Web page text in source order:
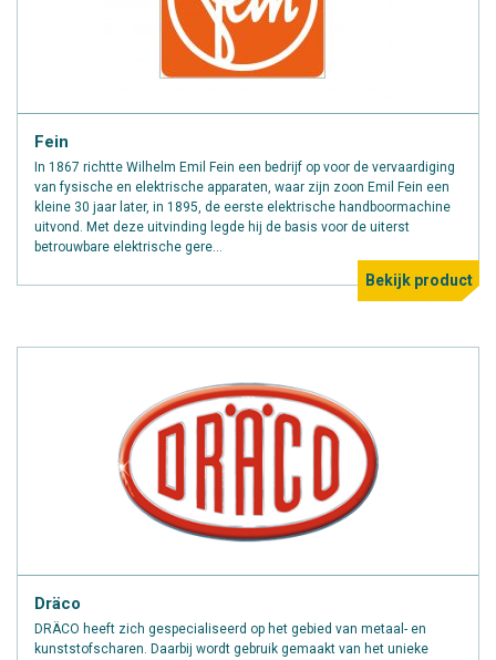
Fein
In 1867 richtte Wilhelm Emil Fein een bedrijf op voor de vervaardiging
van fysische en elektrische apparaten, waar zijn zoon Emil Fein een
kleine 30 jaar later, in 1895, de eerste elektrische handboormachine
uitvond. Met deze uitvinding legde hij de basis voor de uiterst
betrouwbare elektrische gere...
Bekijk product
Dräco
DRÄCO heeft zich gespecialiseerd op het gebied van metaal- en
kunststofscharen. Daarbij wordt gebruik gemaakt van het unieke